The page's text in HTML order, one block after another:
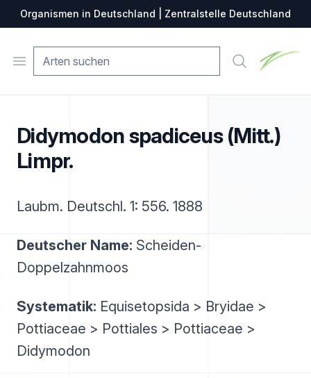
Organismen in Deutschland | Zentralstelle Deutschland
Open menu Suche
Didymodon spadiceus (Mitt.)
Limpr.
Laubm. Deutschl. 1: 556. 1888
Deutscher Name: Scheiden-
Doppelzahnmoos
Systematik: Equisetopsida > Bryidae >
Pottiaceae > Pottiales > Pottiaceae >
Didymodon